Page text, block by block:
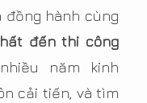
đồng hành cùng
đến thi công
năm kinh
cải tiến, và tìm